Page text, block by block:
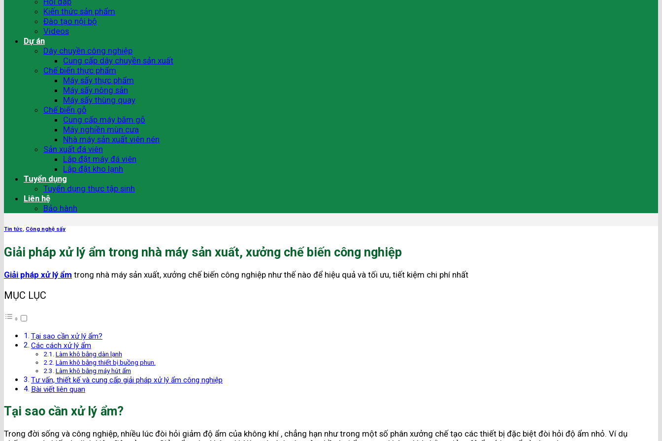
Kiến thức sản phẩm
Đào tạo nội bộ
Videos
Dự án
Dây chuyền công nghiệp
Cung cấp dây chuyền sản xuất
Chế biến thực phẩm
Máy sấy thực phẩm
Máy sấy nông sản
Máy sấy thùng quay
Chế biến gỗ
Cung cấp máy băm gỗ
Máy nghiền mùn cưa
Nhà máy sản xuất viên nén
Sản xuất đá viên
Lắp đặt máy đá viên
Lắp đặt kho lạnh
Tuyển dụng
Tuyển dụng thực tập sinh
Liên hệ
Bảo hành
Tin tức, Công nghệ sấy
Giải pháp xử lý ẩm trong nhà máy sản xuất, xưởng chế biến công nghiệp
Giải pháp xử lý ẩm trong nhà máy sản xuất, xưởng chế biến công nghiệp như thế nào để hiệu quả và tối ưu, tiết kiệm chi phí nhất
MỤC LỤC
Tại sao cần xử lý ẩm?
Các cách xử lý ẩm
Làm khô bằng dàn lạnh
Làm khô bằng thiết bị buồng phun.
Làm khô bằng máy hút ẩm
Tư vấn, thiết kế và cung cấp giải pháp xử lý ẩm công nghiệp
Bài viết liên quan
Tại sao cần xử lý ẩm?
Trong đời sống và công nghiệp, nhiều lúc đòi hỏi giảm độ ẩm của không khí , chẳng hạn như trong một số phân xưởng chế tạo các thiết bị đặc biệt đòi hỏi độ ẩm nhỏ. Ví dụ